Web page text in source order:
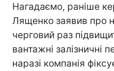
Нагадаємо, раніше
Лященко заявив про
черговий раз
вантажні залізничні
наразі компанія